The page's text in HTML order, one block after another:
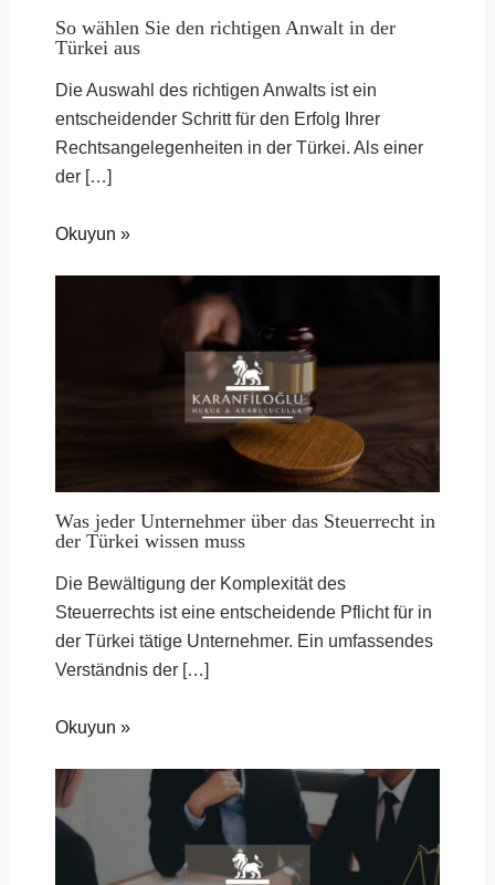
So wählen Sie den richtigen Anwalt in der
Türkei aus
Die Auswahl des richtigen Anwalts ist ein
entscheidender Schritt für den Erfolg Ihrer
Rechtsangelegenheiten in der Türkei. Als einer
der […]
Okuyun »
Was jeder Unternehmer über das Steuerrecht in
der Türkei wissen muss
Die Bewältigung der Komplexität des
Steuerrechts ist eine entscheidende Pflicht für in
der Türkei tätige Unternehmer. Ein umfassendes
Verständnis der […]
Okuyun »